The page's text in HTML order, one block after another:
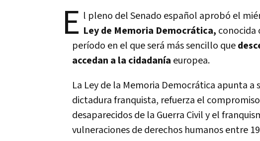
E l pleno del Senado español aprobó el
Ley de Memoria Democrática, conocida
período en el que será más sencillo que
accedan a la cidadanía europea.
La Ley de la Memoria Democrática apunta a
dictadura franquista, refuerza el
desaparecidos de la Guerra Civil y el
vulneraciones de derechos humanos entre